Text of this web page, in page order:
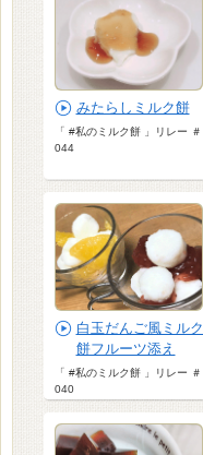
みたらしミルク餅
「 #私のミルク餅 」リレー ＃
044
白玉だんご風ミルク
餅フルーツ添え
「 #私のミルク餅 」リレー ＃
040